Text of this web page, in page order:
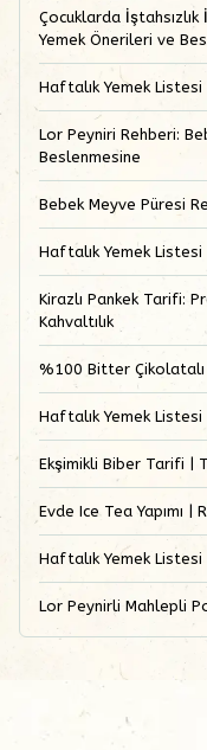
Çocuklarda İştahsızlık
Yemek Önerileri ve
Haftalık Yemek
Lor Peyniri Rehberi:
Beslenmesine
Bebek Meyve Püresi
Haftalık Yemek
Kirazlı Pankek Tarifi:
Kahvaltılık
%100 Bitter Çikolatalı
Haftalık Yemek
Ekşimikli Biber Tarifi |
Evde Ice Tea Yapımı
Haftalık Yemek
Lor Peynirli Mahlepli